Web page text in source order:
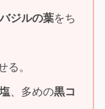
バジルの葉をち
。
塩 、多めの黒コ